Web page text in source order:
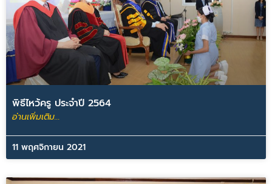
พิธีไหว้ครู ประจำปี 2564
อ่านเพิ่มเติม...
11 พฤศจิกายน 2021